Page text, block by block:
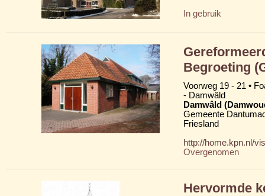
In gebruik
Begroeting
Voorweg 19 - 21 •
- Damwâld
Damwâld
Gemeente
Friesland
http://home.kpn.nl/
Overgenomen
Hervormde